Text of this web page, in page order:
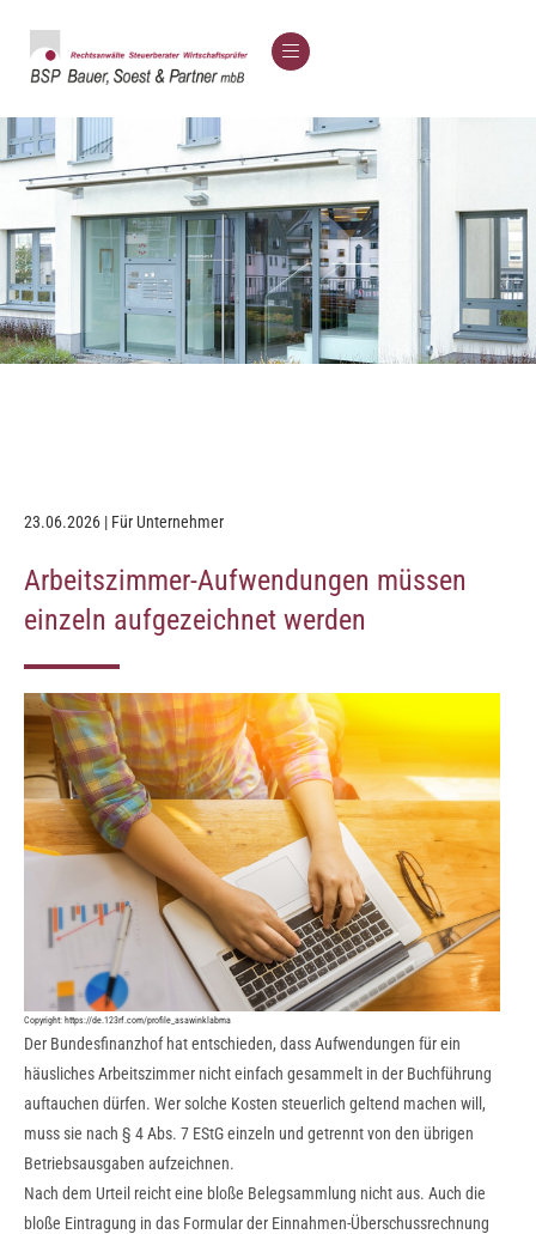
23.06.2026 | Für Unternehmer
Arbeitszimmer-Aufwendungen müssen
einzeln aufgezeichnet werden
Copyright: https://de.123rf.com/profile_asawinklabma
Der Bundesfinanzhof hat entschieden, dass Aufwendungen für ein
häusliches Arbeitszimmer nicht einfach gesammelt in der Buchführung
auftauchen dürfen. Wer solche Kosten steuerlich geltend machen will,
muss sie nach § 4 Abs. 7 EStG einzeln und getrennt von den übrigen
Betriebsausgaben aufzeichnen.
Nach dem Urteil reicht eine bloße Belegsammlung nicht aus. Auch die
bloße Eintragung in das Formular der Einnahmen-Überschussrechnung